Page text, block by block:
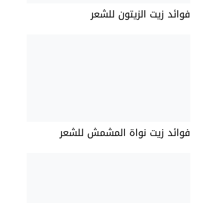
فوائد زيت الزيتون للشعر
فوائد زيت نواة المشمش للشعر